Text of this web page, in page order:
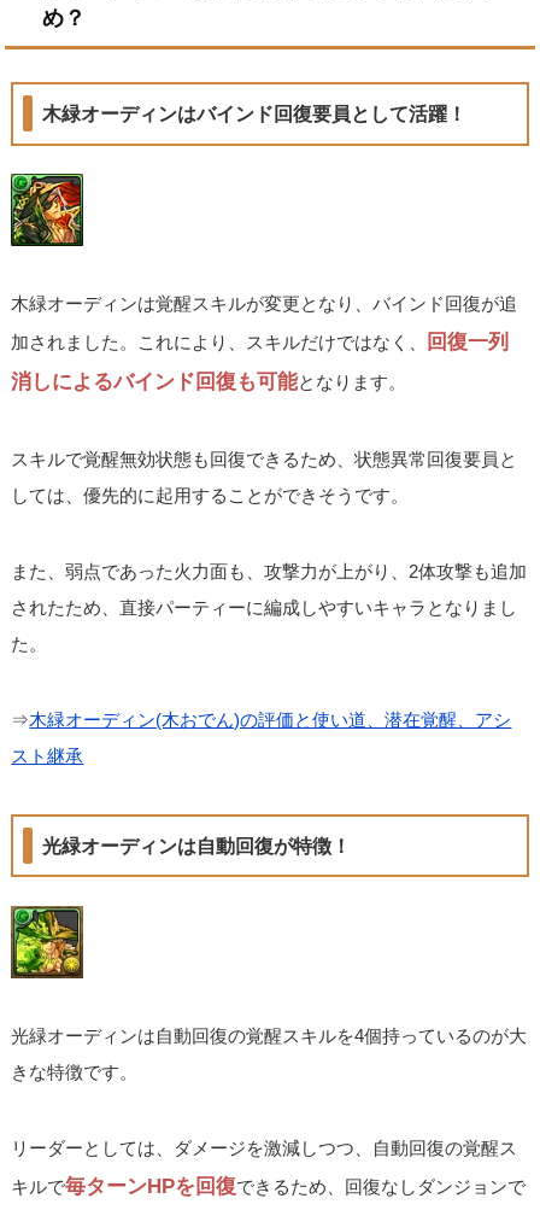
め？
木緑オーディンはバインド回復要員として活躍！
木緑オーディンは覚醒スキルが変更となり、バインド回復が追
加されました。これにより、スキルだけではなく、
回復一列
消しによるバインド回復も可能となります。
スキルで覚醒無効状態も回復できるため、状態異常回復要員と
しては、優先的に起用することができそうです。
また、弱点であった火力面も、攻撃力が上がり、2体攻撃も追加
されたため、直接パーティーに編成しやすいキャラとなりまし
た。
⇒木緑オーディン(木おでん)の評価と使い道、潜在覚醒、アシ
スト継承
光緑オーディンは自動回復が特徴！
光緑オーディンは自動回復の覚醒スキルを4個持っているのが大
きな特徴です。
リーダーとしては、ダメージを激減しつつ、自動回復の覚醒ス
キルで毎ターンHPを回復できるため、回復なしダンジョンで